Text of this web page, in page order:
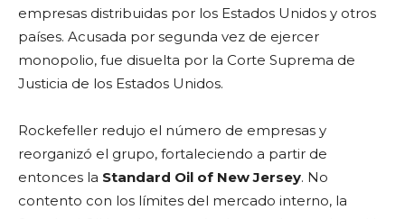
empresas distribuidas por los Estados Unidos y otros
países. Acusada por segunda vez de ejercer
monopolio, fue disuelta por la Corte Suprema de
Justicia de los Estados Unidos.
Rockefeller redujo el número de empresas y
reorganizó el grupo, fortaleciendo a partir de
entonces la Standard Oil of New Jersey. No
contento con los límites del mercado interno, la